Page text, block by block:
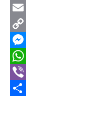
Email
Copy
Link
Messenger
WhatsApp
Viber